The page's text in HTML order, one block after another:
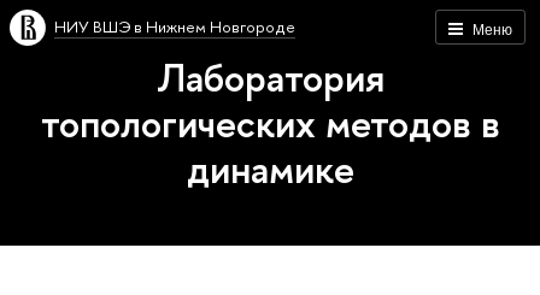
Меню
НИУ ВШЭ в Нижнем Новгороде
Лаборатория
топологических методов в
динамике